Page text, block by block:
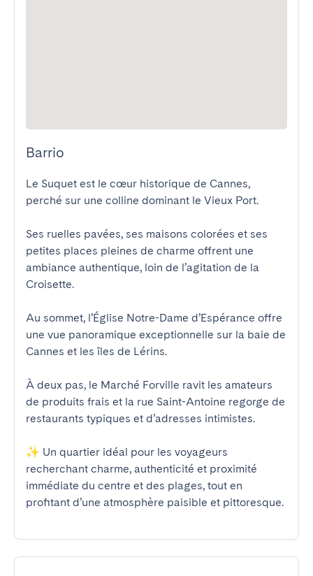
Barrio
Le Suquet est le cœur historique de Cannes,
perché sur une colline dominant le Vieux Port.
Ses ruelles pavées, ses maisons colorées et ses
petites places pleines de charme offrent une
ambiance authentique, loin de l’agitation de la
Croisette.
Au sommet, l’Église Notre-Dame d’Espérance offre
une vue panoramique exceptionnelle sur la baie de
Cannes et les îles de Lérins.
À deux pas, le Marché Forville ravit les amateurs
de produits frais et la rue Saint-Antoine regorge de
restaurants typiques et d’adresses intimistes.
✨ Un quartier idéal pour les voyageurs
recherchant charme, authenticité et proximité
immédiate du centre et des plages, tout en
profitant d’une atmosphère paisible et pittoresque.